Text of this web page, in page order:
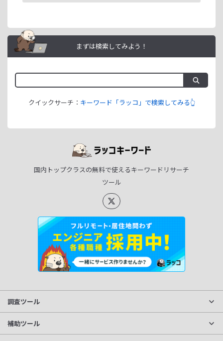
まずは検索してみよう！
クイックサーチ： キーワード「ラッコ」で検索してみる👆
国内トップクラスの無料で使えるキーワードリサーチ
ツール
調査ツール
サイト分析
補助ツール